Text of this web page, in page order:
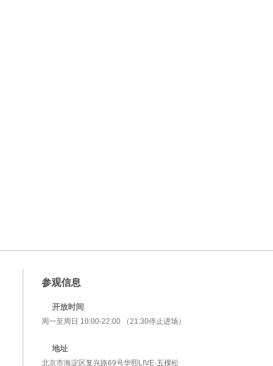
参观信息
开放时间
周一至周日 10:00-22:00 （21:30停止进场）
地址
北京市海淀区复兴路69号华熙LIVE·五棵松